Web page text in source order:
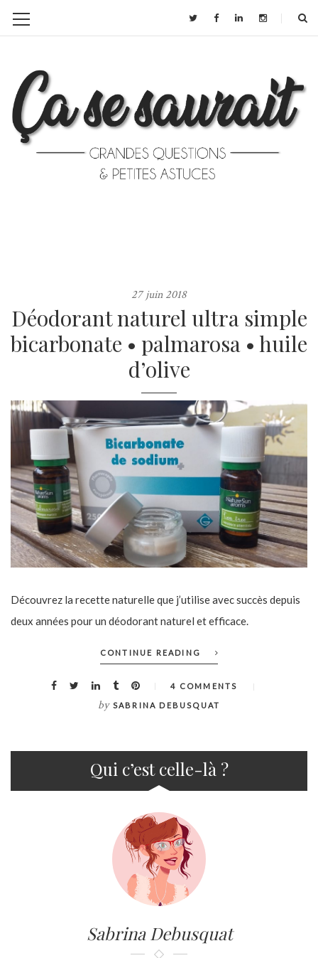
27 juin 2018
Déodorant naturel ultra simple
bicarbonate • palmarosa • huile
d’olive
Découvrez la recette naturelle que j’utilise avec succès depuis
deux années pour un déodorant naturel et efficace.
CONTINUE READING
4 COMMENTS
by SABRINA DEBUSQUAT
Qui c’est celle-là ?
Sabrina Debusquat